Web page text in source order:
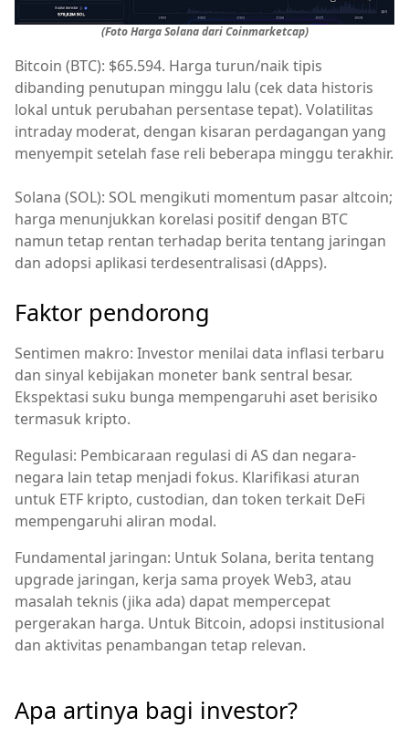
(Foto Harga Solana dari Coinmarketcap)
Bitcoin (BTC): $65.594. Harga turun/naik tipis
dibanding penutupan minggu lalu (cek data historis
lokal untuk perubahan persentase tepat). Volatilitas
intraday moderat, dengan kisaran perdagangan yang
menyempit setelah fase reli beberapa minggu terakhir.
Solana (SOL): SOL mengikuti momentum pasar altcoin;
harga menunjukkan korelasi positif dengan BTC
namun tetap rentan terhadap berita tentang jaringan
dan adopsi aplikasi terdesentralisasi (dApps).
Faktor pendorong
Sentimen makro: Investor menilai data inflasi terbaru
dan sinyal kebijakan moneter bank sentral besar.
Ekspektasi suku bunga mempengaruhi aset berisiko
termasuk kripto.
Regulasi: Pembicaraan regulasi di AS dan negara-
negara lain tetap menjadi fokus. Klarifikasi aturan
untuk ETF kripto, custodian, dan token terkait DeFi
mempengaruhi aliran modal.
Fundamental jaringan: Untuk Solana, berita tentang
upgrade jaringan, kerja sama proyek Web3, atau
masalah teknis (jika ada) dapat mempercepat
pergerakan harga. Untuk Bitcoin, adopsi institusional
dan aktivitas penambangan tetap relevan.
Apa artinya bagi investor?